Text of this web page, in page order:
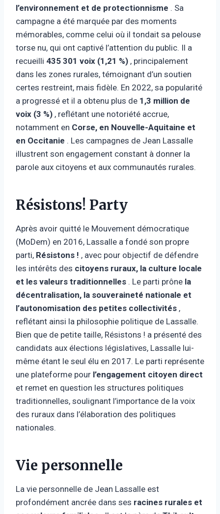
l’environnement et de protectionnisme . Sa
campagne a été marquée par des moments
mémorables, comme celui où il tondait sa pelouse
torse nu, qui ont captivé l’attention du public. Il a
recueilli 435 301 voix (1,21 %) , principalement
dans les zones rurales, témoignant d’un soutien
certes restreint, mais fidèle. En 2022, sa popularité
a progressé et il a obtenu plus de 1,3 million de
voix (3 %) , reflétant une notoriété accrue,
notamment en Corse, en Nouvelle-Aquitaine et
en Occitanie . Les campagnes de Jean Lassalle
illustrent son engagement constant à donner la
parole aux citoyens et aux communautés rurales.
Résistons! Party
Après avoir quitté le Mouvement démocratique
(MoDem) en 2016, Lassalle a fondé son propre
parti, Résistons ! , avec pour objectif de défendre
les intérêts des citoyens ruraux, la culture locale
et les valeurs traditionnelles . Le parti prône la
décentralisation, la souveraineté nationale et
l’autonomisation des petites collectivités ,
reflétant ainsi la philosophie politique de Lassalle.
Bien que de petite taille, Résistons ! a présenté des
candidats aux élections législatives, Lassalle lui-
même étant le seul élu en 2017. Le parti représente
une plateforme pour l’engagement citoyen direct
et remet en question les structures politiques
traditionnelles, soulignant l’importance de la voix
des ruraux dans l’élaboration des politiques
nationales.
Vie personnelle
La vie personnelle de Jean Lassalle est
profondément ancrée dans ses racines rurales et